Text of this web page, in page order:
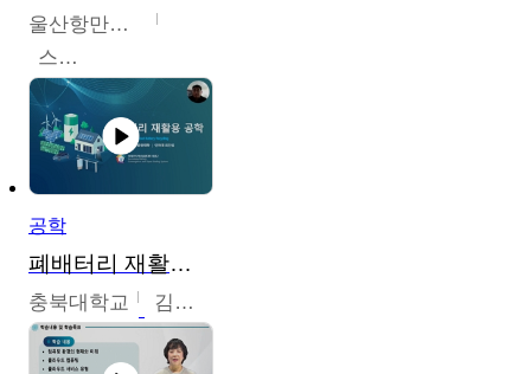
울산항만공사
스마트해상물류관리사 교육위원회
공학
폐배터리 재활용 공학
충북대학교 김영재,최진섭,한성수,한요셉,윤문수,박유세,강동우,박민준,이동주,조채용